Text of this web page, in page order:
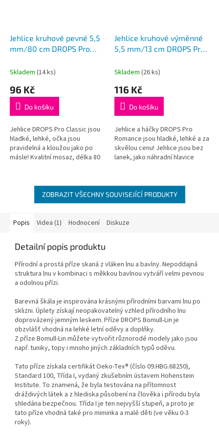
Jehlice kruhové pevné 5,5
mm/80 cm DROPS Pro
Skladem (14 ks)
96 Kč
Do košíku
Jehlice DROPS Pro Classic jsou
hladké, lehké, očka jsou
pravidelná a kloužou jako po
másle! Kvalitní mosaz, délka 80
Jehlice kruhové výměnné
5,5 mm/13 cm DROPS Pro
Skladem (26 ks)
116 Kč
Do košíku
Jehlice a háčky DROPS Pro
Romance jsou hladké, lehké a za
skvělou cenu! Jehlice jsou bez
lanek, jako náhradní hlavice
lankům DROPS
ZOBRAZIT VŠECHNY SOUVISEJÍCÍ PRODUKTY
Popis Videa (1) Hodnocení Diskuze
Detailní popis produktu
Přírodní a prostá příze skaná z vláken lnu a bavlny. Nepoddajná
struktura lnu v kombinaci s měkkou bavlnou vytváří velmi pevnou
a odolnou přízi.
Barevná škála je inspirována krásnými přírodními barvami lnu po
sklizni. Úplety získají neopakovatelný vzhled přírodního lnu
doprovázený jemným leskem. Příze DROPS Bomull-Lin je
obzvlášť vhodná na lehké letní oděvy a doplňky.
Z příze Bomull-Lin můžete vytvořit různorodé modely jako jsou
např. tuniky, topy i mnoho jiných základních typů oděvu.
Tato příze získala certifikát Oeko-Tex® (číslo 09.HBG.68250),
Standard 100, Třída I, vydaný zkušebním ústavem Hohenstein
Institute. To znamená, že byla testována na přítomnost
dráždivých látek a z hlediska působení na člověka i přírodu byla
shledána bezpečnou. Třída I je ten nejvyšší stupeň, a proto je
tato příze vhodná také pro miminka a malé děti (ve věku 0-3
roky).